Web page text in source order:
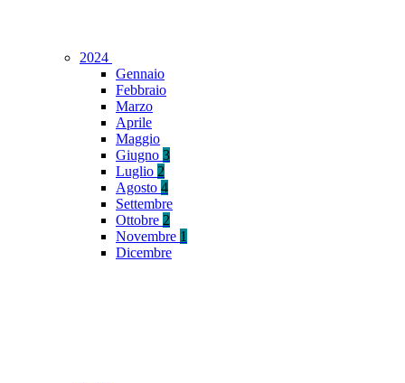
2024
Gennaio
Febbraio
Marzo
Aprile
Maggio
Giugno 3
Luglio 2
Agosto 4
Settembre
Ottobre 2
Novembre 1
Dicembre